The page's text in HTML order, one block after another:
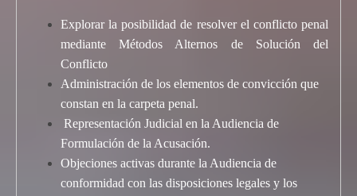
Explorar la posibilidad de resolver el conflicto penal
mediante Métodos Alternos de Solución del
Conflicto
Administración de los elementos de convicción que
constan en la carpeta penal.
Representación Judicial en la Audiencia de
Formulación de la Acusación.
Objeciones activas durante la Audiencia de
conformidad con las disposiciones legales y los